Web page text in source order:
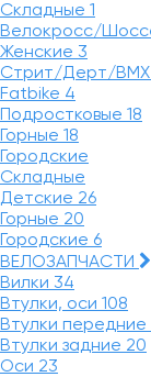
Складные 1
Велокросс/
Женские 3
Стрит/Дерт/BMX
Fatbike 4
Подростковые 18
Горные 18
Городские
Складные
Детские 26
Горные 20
Городские 6
ВЕЛОЗАПЧАСТИ
Вилки 34
Втулки, оси 108
Втулки передние
Втулки задние 20
Оси 23